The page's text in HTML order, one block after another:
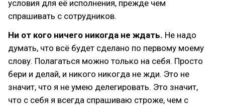
условия для её исполнения, прежде чем
спрашивать с сотрудников.
Ни от кого ничего никогда не ждать. Не надо
думать, что всё будет сделано по первому моему
слову. Полагаться можно только на себя. Просто
бери и делай, и никого никогда не жди. Это не
значит, что я не умею делегировать. Это значит,
что с себя я всегда спрашиваю строже, чем с